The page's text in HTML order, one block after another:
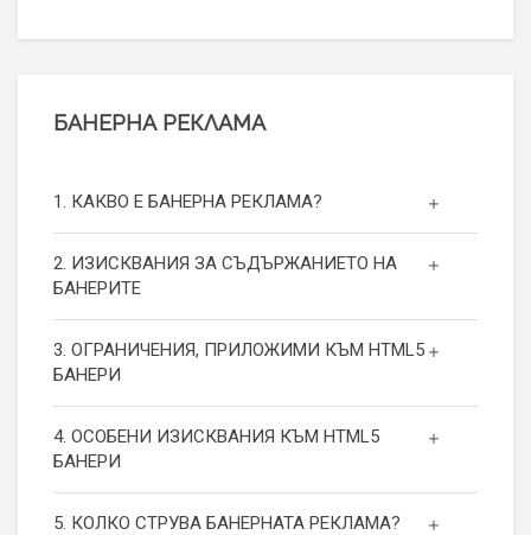
БАНЕРНА РЕКЛАМА
1. КАКВО Е БАНЕРНА РЕКЛАМА?
2. ИЗИСКВАНИЯ ЗА СЪДЪРЖАНИЕТО НА
БАНЕРИТЕ
3. ОГРАНИЧЕНИЯ, ПРИЛОЖИМИ КЪМ HTML5
БАНЕРИ
4. ОСОБЕНИ ИЗИСКВАНИЯ КЪМ HTML5
БАНЕРИ
5. КОЛКО СТРУВА БАНЕРНАТА РЕКЛАМА?